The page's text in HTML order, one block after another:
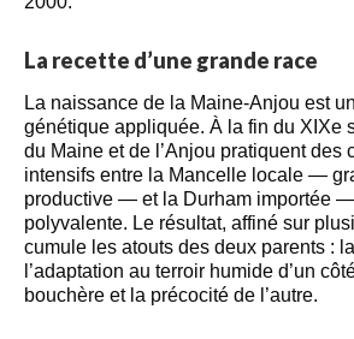
La recette d’une grande race
La naissance de la Maine-Anjou est
génétique appliquée. À la fin du XIXe
du Maine et de l’Anjou pratiquent des
intensifs entre la Mancelle locale —
productive — et la Durham importée
polyvalente. Le résultat, affiné sur
cumule les atouts des deux parents :
l’adaptation au terroir humide d’un
bouchère et la précocité de l’autre.